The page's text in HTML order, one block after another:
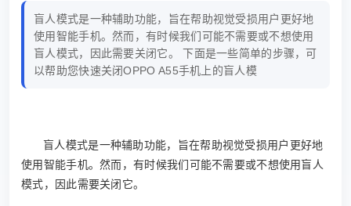
盲人模式是一种辅助功能，旨在帮助视觉受损用户更好地
使用智能手机。然而，有时候我们可能不需要或不想使用
盲人模式，因此需要关闭它。 下面是一些简单的步骤，可
以帮助您快速关闭OPPO A55手机上的盲人模
盲人模式是一种辅助功能，旨在帮助视觉受损用户更好地
使用智能手机。然而，有时候我们可能不需要或不想使用盲人
模式，因此需要关闭它。